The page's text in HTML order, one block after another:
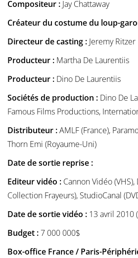
Compositeur : Jay Chattaway
Créateur du costume du loup-
Directeur de casting : Jeremy Ritzer
Producteur : Martha De Laurentiis
Producteur : Dino De Laurentiis
Sociétés de production : Dino De
Famous Films Productions,
Distributeur :AMLF (France),
Thorn Emi (Royaume-Uni)
Date de sortie reprise :
Editeur vidéo : Cannon Vidéo
Collection Frayeurs), StudioCanal
Date de sortie vidéo : 13 avril 2010
Budget :7 000 000$
Box-office France / Paris-